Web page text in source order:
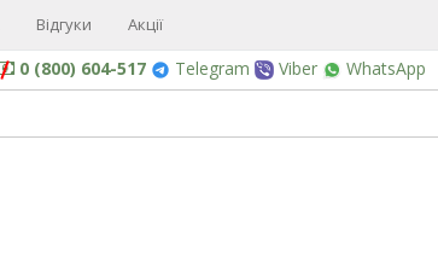
Відгуки Акції
0 (800) 604-517 Telegram Viber WhatsApp